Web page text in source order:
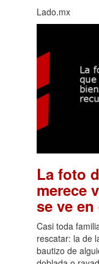
Lado.mx
La foto
merece
se ve
Casi toda
rescatar: la de
bautizo de